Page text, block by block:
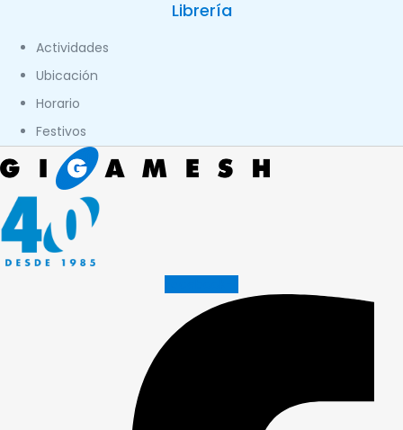
Librería
Actividades
Ubicación
Horario
Festivos